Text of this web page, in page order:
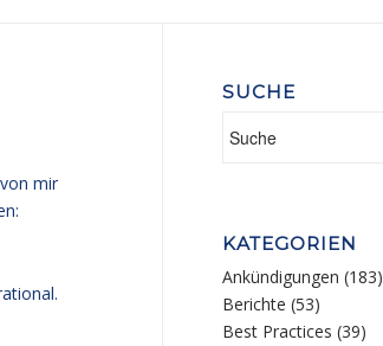
mir
SUCHE
KATEGORIEN
Ankündigungen (183)
Berichte (53)
Best Practices (39)